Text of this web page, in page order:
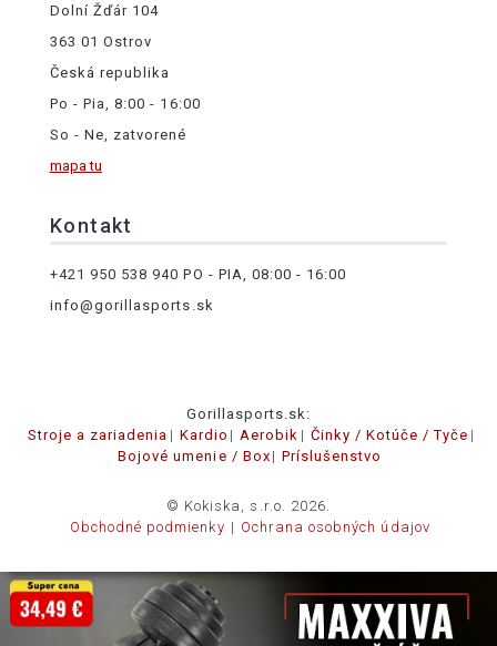
Dolní Žďár 104
363 01 Ostrov
Česká republika
Po - Pia, 8:00 - 16:00
So - Ne, zatvorené
mapa tu
Kontakt
+421 950 538 940 PO - PIA, 08:00 - 16:00
info@gorillasports.sk
Gorillasports.sk:
Stroje a zariadenia
Kardio Aerobik
Činky / Kotúče / Tyče
Bojové umenie / Box
Príslušenstvo
© Kokiska, s.r.o. 2026.
Obchodné podmienky
Ochrana osobných údajov